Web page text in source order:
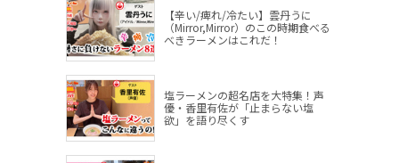
【辛い/痺れ/冷たい】雲丹うに
（Mirror,Mirror）のこの時期食べる
べきラーメンはこれだ！
塩ラーメンの超名店を大特集！声
優・香里有佐が「止まらない塩
欲」を語り尽くす